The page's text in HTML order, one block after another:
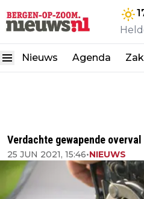
Nieuws Agenda
Verdachte gewapende
25 JUN 2021, 15:46•NIEUWS